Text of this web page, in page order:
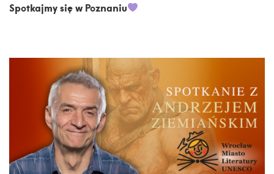
Spotkajmy się w Poznaniu